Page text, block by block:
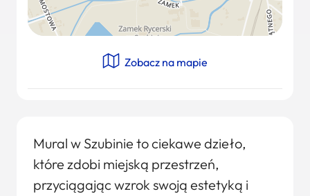
Mural w Szubinie to ciekawe dzieło,
które zdobi miejską przestrzeń,
przyciągając wzrok swoją estetyką i
Zobacz na mapie